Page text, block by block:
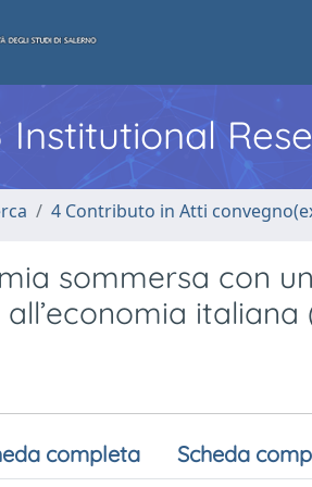
Institutional
4 Contributo in Atti
sommersa con
all’economia italiana
completa Scheda